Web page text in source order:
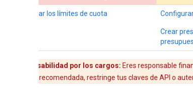
Modificar los límites de cuota
Crear
Tu responsabilidad por los cargos: Eres responsable
práctica recomendada, restringe tus claves de API o